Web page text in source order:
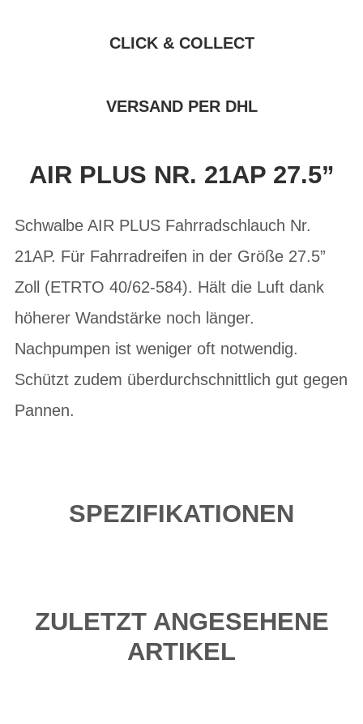
CLICK & COLLECT
VERSAND PER DHL
AIR PLUS NR. 21AP 27.5”
Schwalbe AIR PLUS Fahrradschlauch Nr.
21AP. Für Fahrradreifen in der Größe 27.5”
Zoll (ETRTO 40/62-584). Hält die Luft dank
höherer Wandstärke noch länger.
Nachpumpen ist weniger oft notwendig.
Schützt zudem überdurchschnittlich gut gegen
Pannen.
SPEZIFIKATIONEN
ZULETZT ANGESEHENE
ARTIKEL